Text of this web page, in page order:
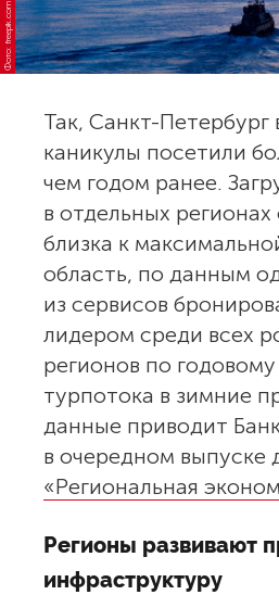
Фото: freepik.com
Так, Санкт-Петербург
каникулы посетили
чем годом ранее.
в отдельных регионах
близка к
область, по данным
из сервисов
лидером среди всех
регионов по
турпотока в зимние
данные приводит
в очередном выпуске
«Региональная
Регионы развивают
инфраструктуру